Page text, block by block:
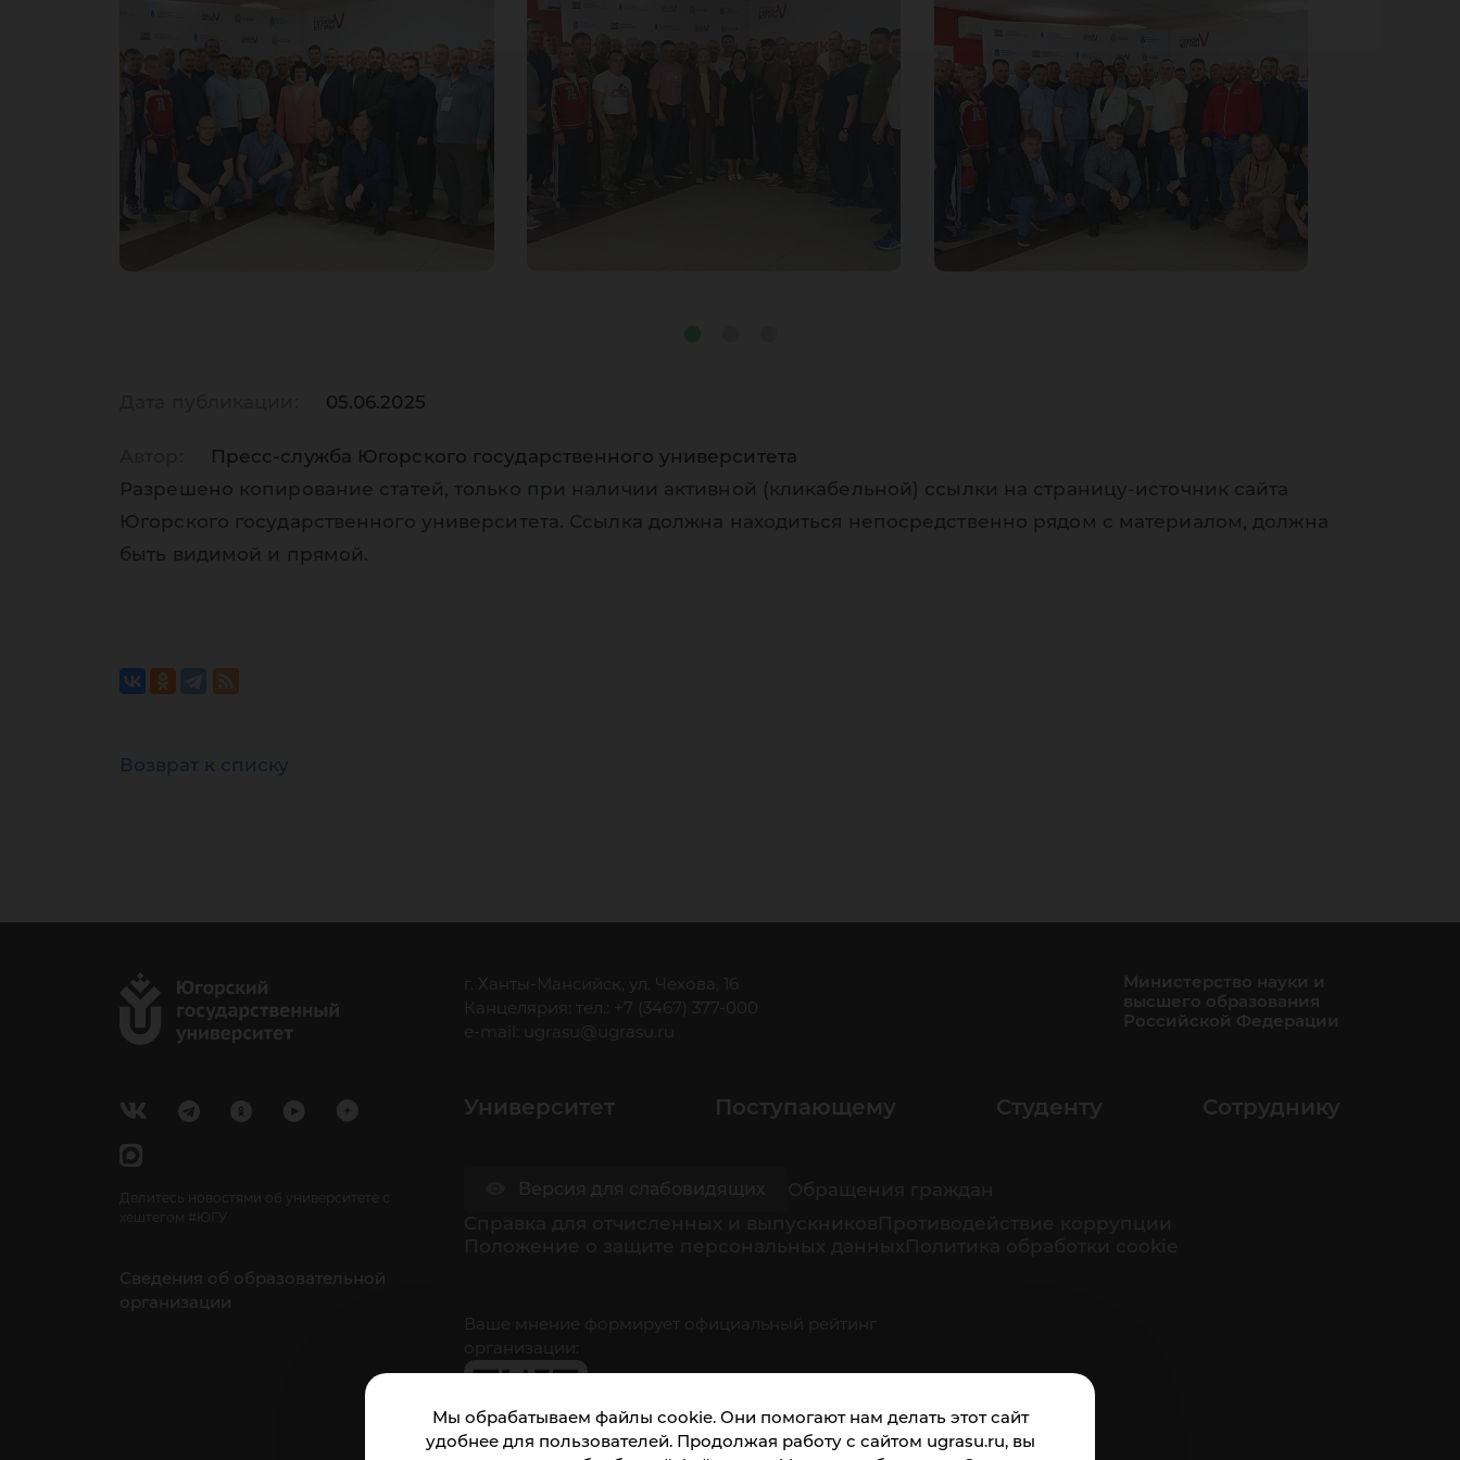
Мы обрабатываем файлы cookie. Они помогают нам делать этот сайт
удобнее для пользователей. Продолжая работу с сайтом ugrasu.ru, вы
05.06.2025
Пресс-служба Югорского государственного университета
Разрешено копирование статей, только при наличии активной (кликабельной) ссылки на страницу-источник сайта
Югорского государственного университета. Ссылка должна находиться непосредственно рядом с материалом, должна
быть видимой и прямой.
Возврат к списку
Делитесь новостями об университете с
хештегом #ЮГУ
Сведения об образовательной
организации
г. Ханты-Мансийск, ул. Чехова, 16
Канцелярия: тел.: +7 (3467) 377-000
e-mail:
ugrasu@ugrasu.ru
Министерство науки и
высшего образования
Российской Федерации
Университет Поступающему Студенту Сотруднику
Ваше мнение формирует официальный рейтинг
организации: